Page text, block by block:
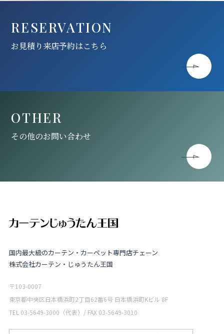
RESERVATION
お見積り来店予約はこちら
OTHER
その他のお問い合わせ
国内最大級のカーテン・カーペット専門店チェーン
株式会社カーテン・じゅうたん王国
〒103-0007
東京都中央区日本橋浜町2丁目62番6号 日本橋浜町Kビル 8F
TEL 03-5649-3000（代表）/ FAX 03-5649-3010